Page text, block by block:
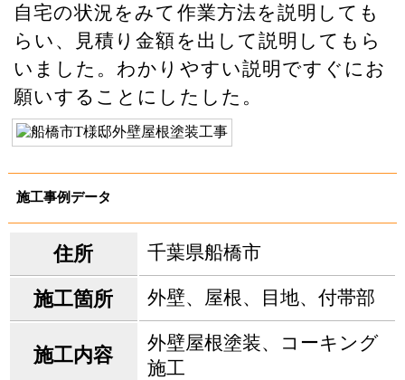
自宅の状況をみて作業方法を説明しても
らい、見積り金額を出して説明してもら
いました。わかりやすい説明ですぐにお
願いすることにしたした。
施工事例データ
住所 千葉県船橋市
施工箇所 外壁、屋根、目地、付帯部
施工内容
外壁屋根塗装、コーキング
施工